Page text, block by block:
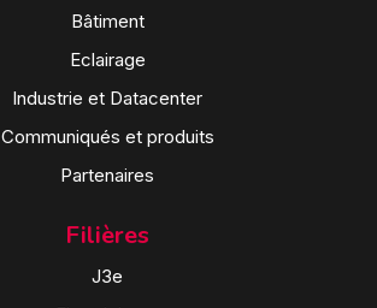
Bâtiment
Eclairage
Industrie et Datacenter
Communiqués et produits
Partenaires
Filières
J3e